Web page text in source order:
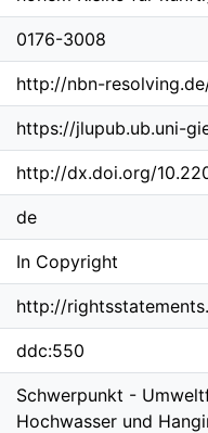
0176-3008
http://nbn-
https://jlupub.ub.uni-
http://dx.doi.org/
de
In Copyright
http://
ddc:550
Schwerpunkt -
Hochwasser und